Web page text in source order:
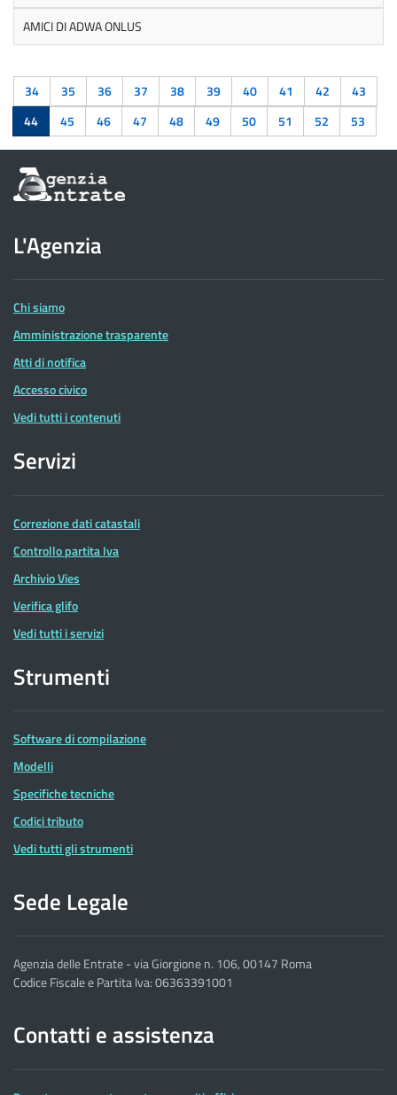
AMICI DI ADWA ONLUS
34 35 36 37 38 39 40 41 42
43
44
45 46 47 48 49 50 51 52 53
Informazioni
sul
dell'Agenzia
delle
Entrate
L'Agenzia
Chi siamo
Amministrazione trasparente
Atti di notifica
Accesso civico
Vedi tutti i contenuti
Servizi
Correzione dati catastali
Controllo partita Iva
Archivio Vies
Verifica glifo
Vedi tutti i servizi
Strumenti
Software di compilazione
Modelli
Specifiche tecniche
Codici tributo
Vedi tutti gli strumenti
Sede Legale
Agenzia delle Entrate - via Giorgione n. 106, 00147 Roma
Codice Fiscale e Partita Iva: 06363391001
Contatti e assistenza